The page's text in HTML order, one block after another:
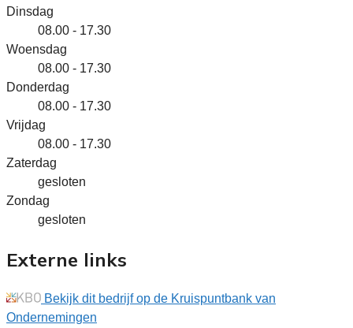
Dinsdag
08.00 - 17.30
Woensdag
08.00 - 17.30
Donderdag
08.00 - 17.30
Vrijdag
08.00 - 17.30
Zaterdag
gesloten
Zondag
gesloten
Externe links
Bekijk dit bedrijf op de Kruispuntbank van
Ondernemingen